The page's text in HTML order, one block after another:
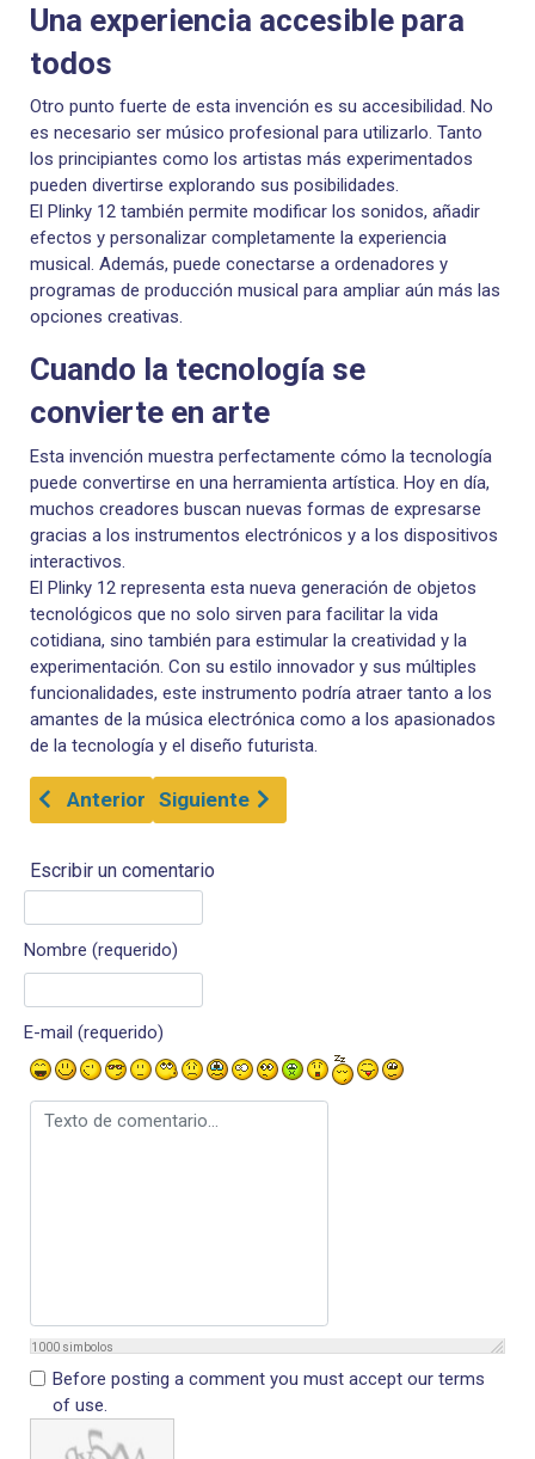
Una experiencia accesible para
todos
Otro punto fuerte de esta invención es su accesibilidad. No
es necesario ser músico profesional para utilizarlo. Tanto
los principiantes como los artistas más experimentados
pueden divertirse explorando sus posibilidades.
El Plinky 12 también permite modificar los sonidos, añadir
efectos y personalizar completamente la experiencia
musical. Además, puede conectarse a ordenadores y
programas de producción musical para ampliar aún más las
opciones creativas.
Cuando la tecnología se
convierte en arte
Esta invención muestra perfectamente cómo la tecnología
puede convertirse en una herramienta artística. Hoy en día,
muchos creadores buscan nuevas formas de expresarse
gracias a los instrumentos electrónicos y a los dispositivos
interactivos.
El Plinky 12 representa esta nueva generación de objetos
tecnológicos que no solo sirven para facilitar la vida
cotidiana, sino también para estimular la creatividad y la
experimentación. Con su estilo innovador y sus múltiples
funcionalidades, este instrumento podría atraer tanto a los
amantes de la música electrónica como a los apasionados
de la tecnología y el diseño futurista.
Artículo anterior: Nuwa: el bolígrafo inteligente
Anterior Artículo siguiente: LaceLocker®: La
Siguiente
Escribir un comentario
Nombre (requerido)
E-mail (requerido)
Texto de comentario
1000 simbolos
Before posting a comment you must accept our terms
of use.